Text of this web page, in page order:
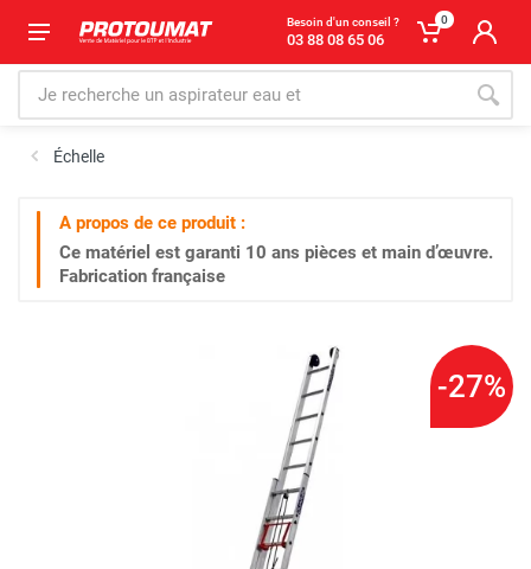
Besoin d'un conseil ?
03 88 08 65 06
0
Échelle
A propos de ce produit :
Ce matériel est garanti 10 ans pièces et main d’œuvre.
Fabrication française
-27%